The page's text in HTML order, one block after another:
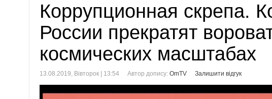
Коррупционная скрепа.
России прекратят
космических масштабах
13.08.2019, Вівторок | 13:54 Автор допису: OmTV Залишити відгук